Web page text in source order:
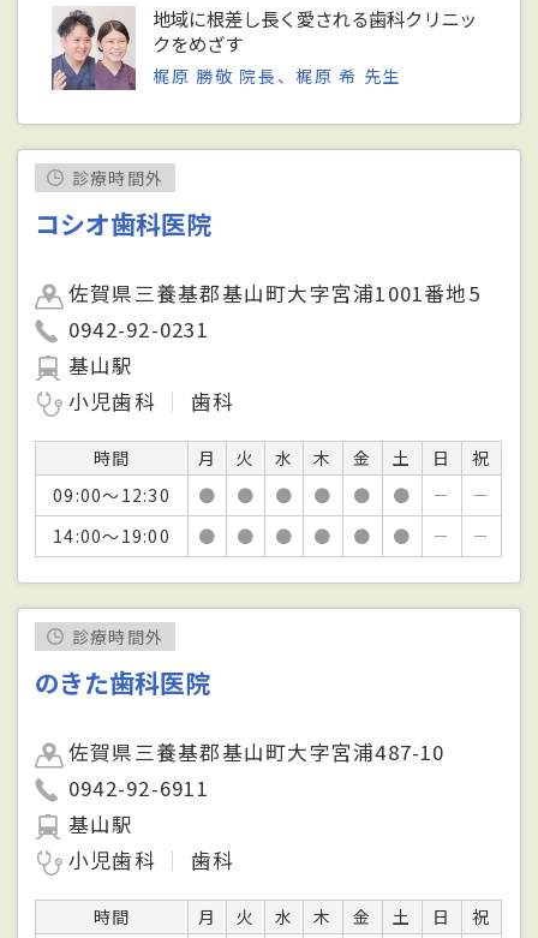
地域に根差し長く愛される歯科クリニッ
クをめざす
梶原 勝敬 院長、梶原 希 先生
診療時間外
コシオ歯科医院
佐賀県三養基郡基山町大字宮浦1001番地5
0942-92-0231
基山駅
小児歯科
歯科
時間 月 火 水 木 金 土 日
祝
09:00～12:30
● ● ● ● ● ● －
－
14:00～19:00
● ● ● ● ● ● － －
診療時間外
のきた歯科医院
佐賀県三養基郡基山町大字宮浦487-10
0942-92-6911
基山駅
小児歯科
歯科
時間 月 火 水 木 金 土 日
祝